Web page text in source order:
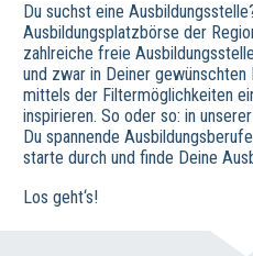
Du suchst eine
Ausbildungsplatzbörse der
zahlreiche freie
und zwar in Deiner gewünschten
mittels der Filtermöglichkeiten
inspirieren. So oder so: in
Du spannende
starte durch und finde Deine
Los geht‘s!